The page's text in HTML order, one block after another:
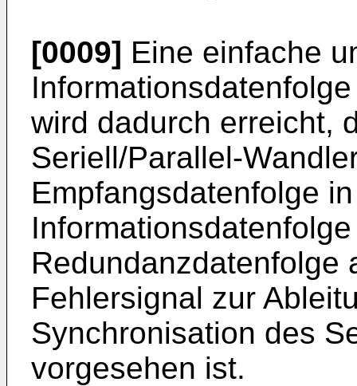
[0009] Eine einfache
wird dadurch erreicht,
Seriell/Parallel-
Empfangsdatenfolge
Redundanzdatenfolge
Fehlersignal zur
Synchronisation des
vorgesehen ist.